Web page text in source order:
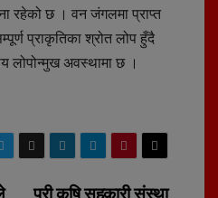
रहेको छ । वन जंगलमा प्राप्त
प्राकृतिका श्रोत लोप हुँदै
लोपोन्मुख अवस्थामा छ ।